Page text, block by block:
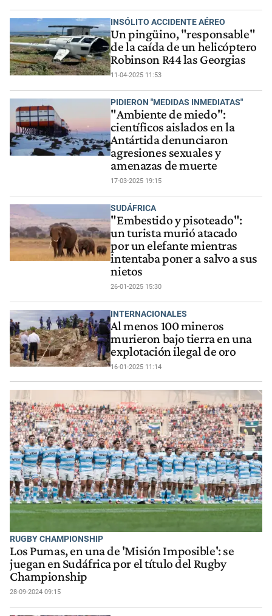
INSÓLITO ACCIDENTE AÉREO
Un pingüino, "responsable"
de la caída de un helicóptero
Robinson R44 las Georgias
11-04-2025 11:53
PIDIERON "MEDIDAS INMEDIATAS"
"Ambiente de miedo":
científicos aislados en la
Antártida denunciaron
agresiones sexuales y
amenazas de muerte
17-03-2025 19:15
SUDÁFRICA
"Embestido y pisoteado":
un turista murió atacado
por un elefante mientras
intentaba poner a salvo a sus
nietos
26-01-2025 15:30
INTERNACIONALES
Al menos 100 mineros
murieron bajo tierra en una
explotación ilegal de oro
16-01-2025 11:14
RUGBY CHAMPIONSHIP
Los Pumas, en una de 'Misión Imposible': se
juegan en Sudáfrica por el título del Rugby
Championship
28-09-2024 09:15